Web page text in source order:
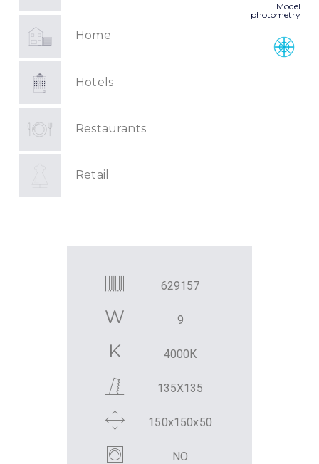
Home
Hotels
Restaurants
Retail
Model
photometry
629157
9
4000K
135X135
150x150x50
NO